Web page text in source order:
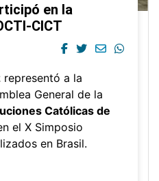
en la
CICT
representó a la
General de la
Católicas de
el X Simposio
en Brasil.